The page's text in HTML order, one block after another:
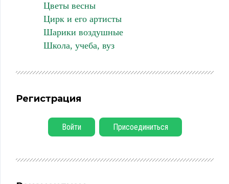
Цветы весны
Цирк и его артисты
Шарики воздушные
Школа, учеба, вуз
Регистрация
Войти Присоединиться